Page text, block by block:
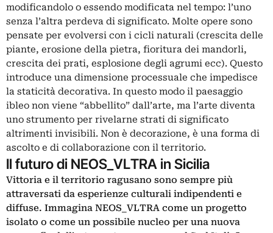
modificandolo o essendo modificata nel tempo: l’uno
senza l’altra perdeva di significato. Molte opere sono
pensate per evolversi con i cicli naturali (crescita delle
piante, erosione della pietra, fioritura dei mandorli,
crescita dei prati, esplosione degli agrumi ecc). Questo
introduce una dimensione processuale che impedisce
la staticità decorativa. In questo modo il paesaggio
ibleo non viene “abbellito” dall’arte, ma l’arte diventa
uno strumento per rivelarne strati di significato
altrimenti invisibili. Non è decorazione, è una forma di
ascolto e di collaborazione con il territorio.
Il futuro di NEOS_VLTRA in Sicilia
Vittoria e il territorio ragusano sono sempre più
attraversati da esperienze culturali indipendenti e
diffuse. Immagina NEOS_VLTRA come un progetto
isolato o come un possibile nucleo per una nuova